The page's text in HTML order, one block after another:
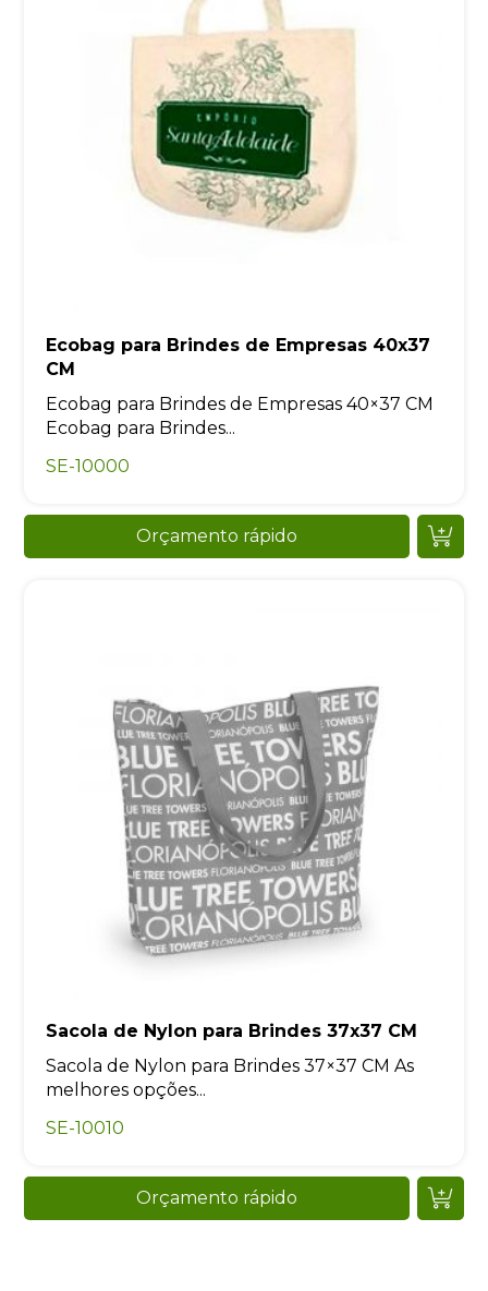
Ecobag para Brindes de Empresas 40x37
CM
Ecobag para Brindes de Empresas 40×37 CM
Ecobag para Brindes...
SE-10000
Orçamento rápido
Sacola de Nylon para Brindes 37x37 CM
Sacola de Nylon para Brindes 37×37 CM As
melhores opções...
SE-10010
Orçamento rápido